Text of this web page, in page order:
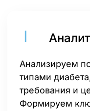
Анализируем
типами
требования и
Формируем